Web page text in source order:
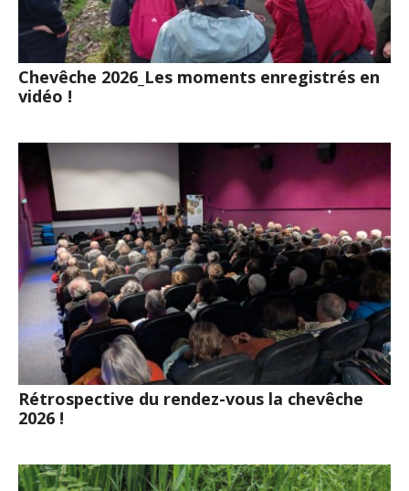
Chevêche 2026_Les moments enregistrés en
vidéo !
Rétrospective du rendez-vous la chevêche
2026 !